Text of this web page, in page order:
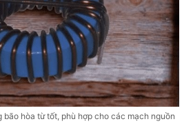
bão hòa từ tốt, phù hợp cho các mạch nguồn